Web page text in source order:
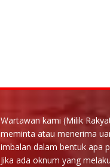
Wartawan kami (Milik
meminta atau menerima
imbalan dalam bentuk apa
Jika ada oknum yang